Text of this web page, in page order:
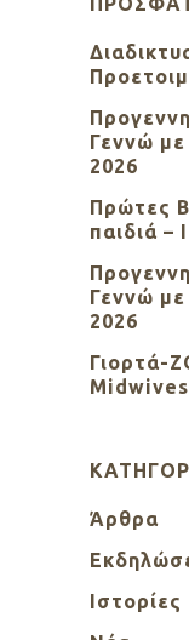
Γεννώ με
2026
Πρώτες
παιδιά –
Γεννώ με
2026
Γιορτά-
Άρθρα